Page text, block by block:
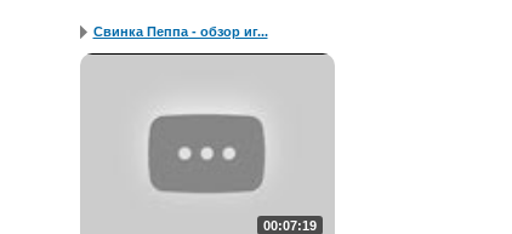
Свинка Пеппа - обзор иг...
00:07:19